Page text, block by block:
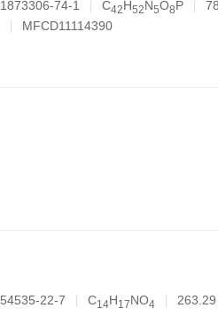
1873306-74-1 C42H52N5O8P
MFCD11114390
54535-22-7 C1 4H1 7NO4 263.29